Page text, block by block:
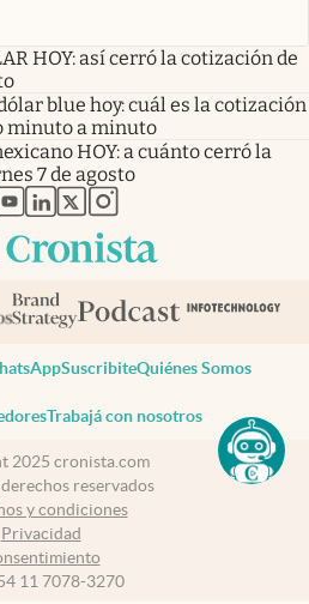
HOY: así cerró la cotización de
blue hoy: cuál es la cotización
minuto a minuto
HOY: a cuánto cerró la
7 de agosto
en nueva pestaña
abre en nueva pestaña
abre en nueva pestaña
abre en nueva pestaña
abre en nueva pestaña
SuscribiteQuiénes Somos
Trabajá con nosotros
2025 cronista.com
reservados
y condiciones
Privacidad
11 7078-3270